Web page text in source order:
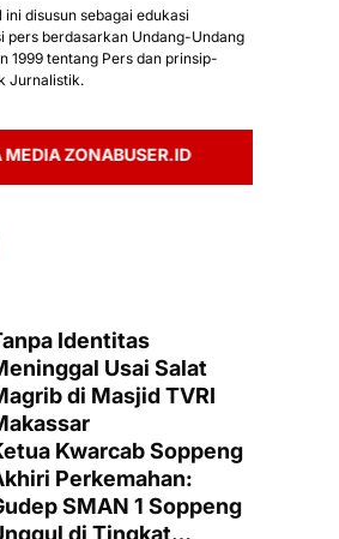
ini disusun sebagai edukasi
pers berdasarkan Undang-Undang
1999 tentang Pers dan prinsip-
Jurnalistik.
Identitas
Usai Salat
di Masjid TVRI
Kwarcab Soppeng
Perkemahan:
SMAN 1 Soppeng
di Tingkat